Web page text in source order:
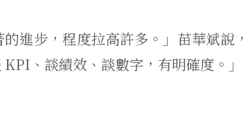
進步，程度拉高許多。」苗華斌說，
、談績效、談數字，有明確度。」